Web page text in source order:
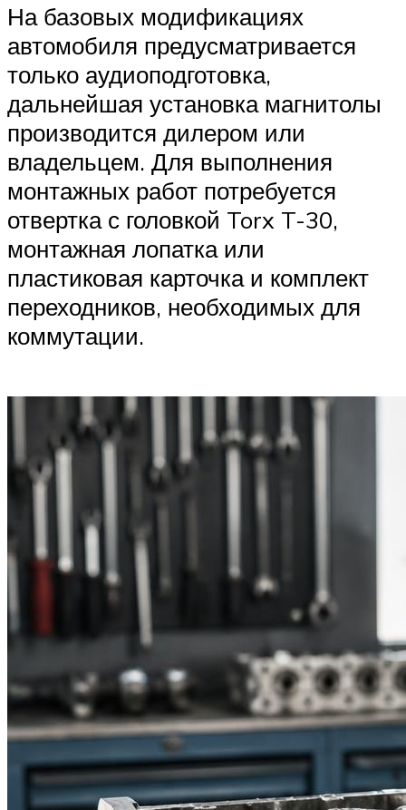
На базовых модификациях
автомобиля предусматривается
только аудиоподготовка,
дальнейшая установка магнитолы
производится дилером или
владельцем. Для выполнения
монтажных работ потребуется
отвертка с головкой Torx T-30,
монтажная лопатка или
пластиковая карточка и комплект
переходников, необходимых для
коммутации.